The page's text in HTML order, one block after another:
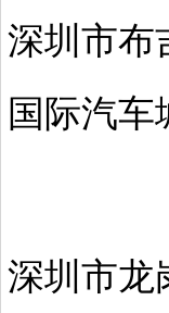
深圳市布
国际汽
深圳市龙